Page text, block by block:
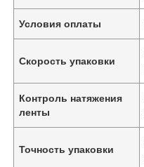
Условия оплаты
Скорость упаковки
Контроль натяжения
ленты
Точность упаковки